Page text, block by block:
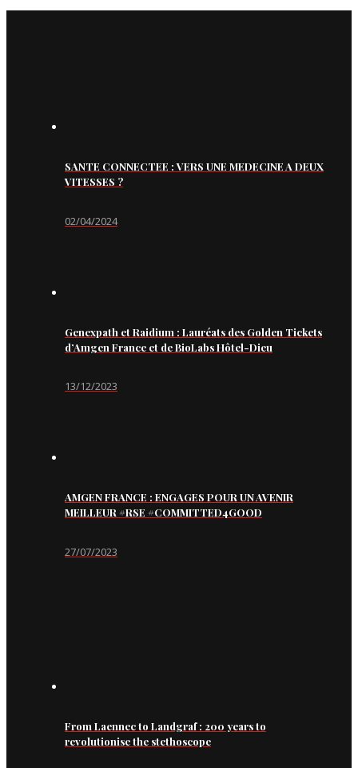
SANTE CONNECTEE : VERS UNE MEDECINE A DEUX
VITESSES ?
02/04/2024
Genexpath et Raidium : Lauréats des Golden Tickets
d’Amgen France et de BioLabs Hôtel-Dieu
13/12/2023
AMGEN FRANCE : ENGAGES POUR UN AVENIR
MEILLEUR #RSE #COMMITTED4GOOD
27/07/2023
From Laennec to Landgraf : 200 years to
revolutionise the stethoscope